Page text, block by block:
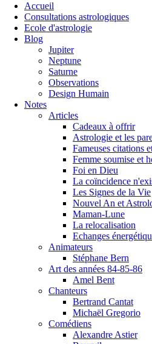
Accueil
Consultations astrologiques
Ecole d'astrologie
Blog
Jupiter
Neptune
Saturne
Observations
Design Humain
Notes
Articles
Cadeaux à offrir
Astrologie et les
Fameuses citations
Femme soumise et
Foi en Dieu
La coïncidence
Les Signes de la Vie
Nouvel An et
Maman-Lune
La relocalisation
Echanges
Animateurs
Stéphane Bern
Art des années 84-85-86
Amel Bent
Chanteurs
Bertrand Cantat
Michaël Gregorio
Comédiens
Alexandre Astier